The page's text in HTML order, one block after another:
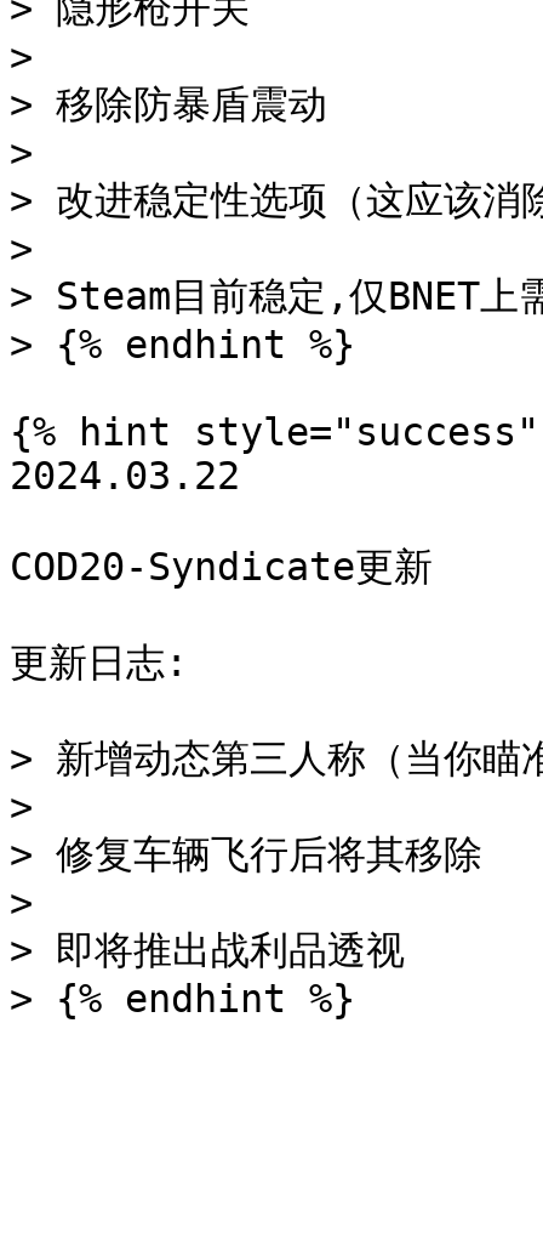
>
> 移除防暴盾震动
>
> 改进稳定性选项（这应该消
>
> Steam目前稳定,仅BNET上
> {% endhint %}
{% hint style="success"
2024.03.22
COD20-Syndicate更新
更新日志:
> 新增动态第三人称（当你瞄
>
> 修复车辆飞行后将其移除
>
> 即将推出战利品透视